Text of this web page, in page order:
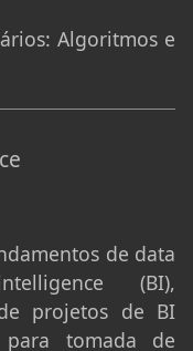
Algoritmos e
de data
(BI),
projetos de BI
para tomada de